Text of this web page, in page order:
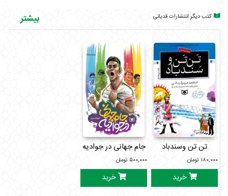
کتب دیگر انتشارات قدیانی بیشتر
تن تن وسندباد
۱۸۰,۰۰۰ تومان
خرید
جام جهانی در جوادیه
۵۰۰,۰۰۰ تومان
خرید